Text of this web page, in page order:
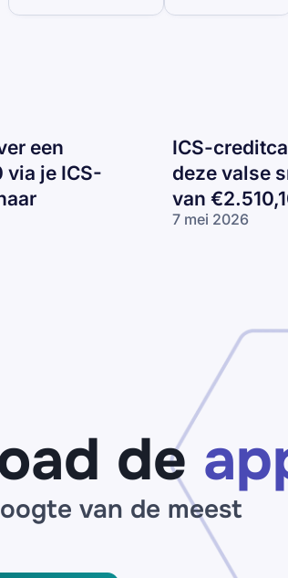
een
je ICS-
ICS-
deze valse
van
7 mei 2026
de
van de meest